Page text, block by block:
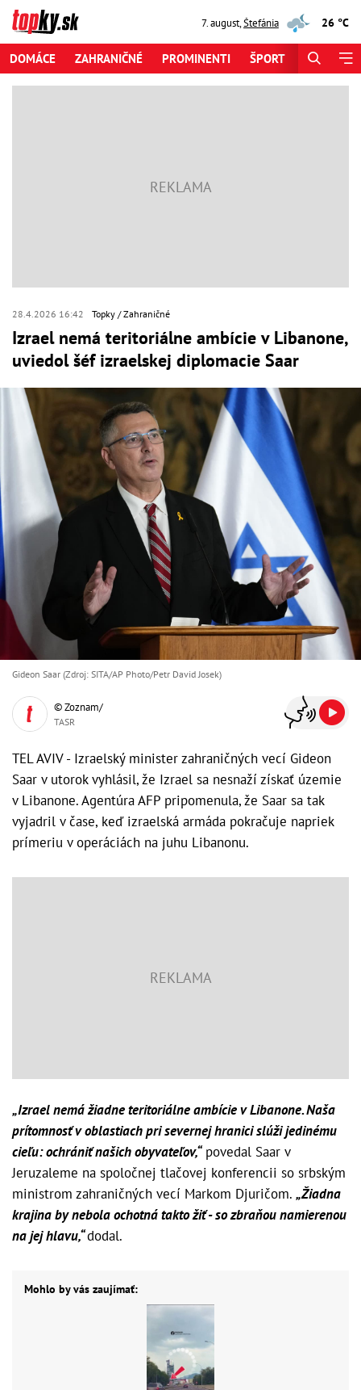
7. august,Štefánia 26 °C
DOMÁCE ZAHRANIČNÉ PROMINENTI ŠPORT
28.4.2026 16:42 Topky Zahraničné
Izrael nemá teritoriálne ambície v Libanone,
uviedol šéf izraelskej diplomacie Saar
Gideon Saar (Zdroj: SITA/AP Photo/Petr David Josek)
© Zoznam/
TASR
TEL AVIV - Izraelský minister zahraničných vecí Gideon
Saar v utorok vyhlásil, že Izrael sa nesnaží získať územie
v Libanone. Agentúra AFP pripomenula, že Saar sa tak
vyjadril v čase, keď izraelská armáda pokračuje napriek
prímeriu v operáciách na juhu Libanonu.
„Izrael nemá žiadne teritoriálne ambície v Libanone. Naša
prítomnosť v oblastiach pri severnej hranici slúži jedinému
cieľu: ochrániť našich obyvateľov,“povedal Saar v
Jeruzaleme na spoločnej tlačovej konferencii so srbským
ministrom zahraničných vecí Markom Djuričom. „Žiadna
krajina by nebola ochotná takto žiť - so zbraňou namierenou
na jej hlavu,“dodal.
Mohlo by vás zaujímať: